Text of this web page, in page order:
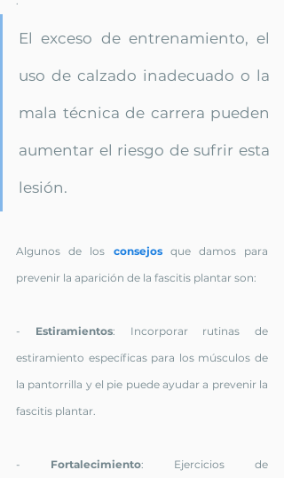
El exceso de entrenamiento, el
uso de calzado inadecuado o la
mala técnica de carrera pueden
aumentar el riesgo de sufrir esta
lesión.
Algunos de los consejos que damos para
prevenir la aparición de la fascitis plantar son:
- Estiramientos: Incorporar rutinas de
estiramiento específicas para los músculos de
la pantorrilla y el pie puede ayudar a prevenir la
fascitis plantar.
- Fortalecimiento: Ejercicios de